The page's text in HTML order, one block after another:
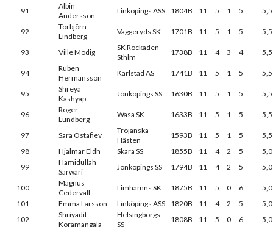
91
Albin
Andersson
Linköpings ASS 1804B 11 5 1 5 5,5
92
Torbjörn
Lindberg
Vaggeryds SK 1701B 11 5 1 5 5,5
93 Ville Modig
SK Rockaden
Sthlm
1738B 11 4 3 4 5,5
94
Ruben
Hermansson
Karlstad AS 1741B 11 5 1 5 5,5
95
Shreya
Kashyap
Jönköpings SS 1630B 11 5 1 5 5,5
96
Roger
Lundberg
Wasa SK 1633B 11 5 1 5 5,5
97 Sara Ostafiev
Trojanska
Hästen
1593B 11 5 1 5
5,5
98
Hjalmar Eldh Skara SS 1855B 11 4 2 5
5,0
99
Hamidullah
Sarwari
Jönköpings SS 1794B 11 4 2 5 5,0
100
Magnus
Cedervall
Limhamns SK 1875B 11 5 0 6
5,0
101
Emma Larsson Linköpings ASS 1820B 11 4 2 5
5,0
102
Shriyadit
Koramangala
Helsingborgs
SS
1808B 11 5 0 6 5,0